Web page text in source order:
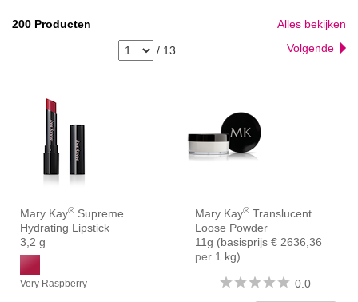
200 Producten Alles bekijken
/ 13 Volgende
Mary Kay® Supreme
Hydrating Lipstick
3,2 g
Very Raspberry
Mary Kay® Translucent
Loose Powder
11g (basisprijs € 2636,36
per 1 kg)
0.0